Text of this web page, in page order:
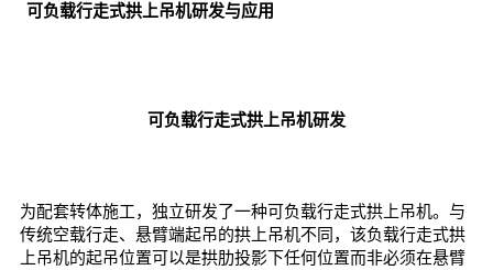
可负载行走式拱上吊机研发与应用
可负载行走式拱上吊机研发
为配套转体施工，独立研发了一种可负载行走式拱上吊机。与
传统空载行走、悬臂端起吊的拱上吊机不同，该负载行走式拱
上吊机的起吊位置可以是拱肋投影下任何位置而非必须在悬臂